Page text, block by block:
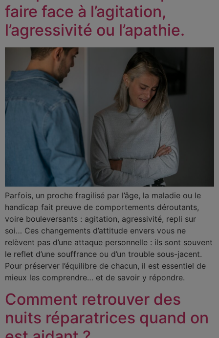
faire face à l’agitation,
l’agressivité ou l’apathie.
Parfois, un proche fragilisé par l’âge, la maladie ou le
handicap fait preuve de comportements déroutants,
voire bouleversants : agitation, agressivité, repli sur
soi… Ces changements d’attitude envers vous ne
relèvent pas d’une attaque personnelle : ils sont souvent
le reflet d’une souffrance ou d’un trouble sous-jacent.
Pour préserver l’équilibre de chacun, il est essentiel de
mieux les comprendre… et de savoir y répondre.
Comment retrouver des
nuits réparatrices quand on